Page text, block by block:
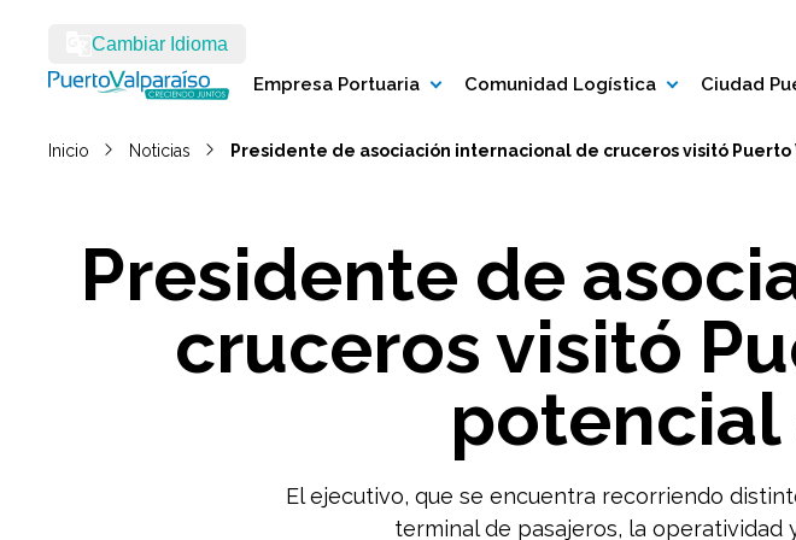
Cambiar Idioma
Empresa Portuaria Comunidad Logística Ciudad
Inicio Noticias Presidente de asociación internacional de cruceros visitó Puerto
Presidente de
cruceros visitó
potencial
El ejecutivo, que se encuentra recorriendo
terminal de pasajeros, la operatividad